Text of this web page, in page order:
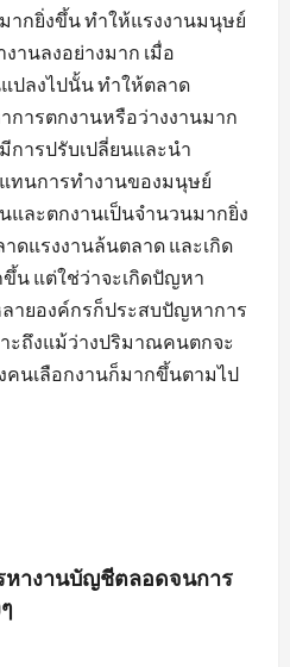
ากยิ่งขึ้น ทำให้แรงงานมนุษย์
านลงอย่างมาก เมื่อ
ปลงไปนั้น ทำให้ตลาด
การตกงานหรือว่างงานมาก
การปรับเปลี่ยนและนำ
ทนการทำงานของมนุษย์
และตกงานเป็นจำนวนมากยิ่ง
ดแรงงานล้นตลาด และเกิด
น แต่ใช่ว่าจะเกิดปัญหา
ายองค์กรก็ประสบปัญหาการ
ะถึงแม้ว่างปริมาณคนตกจะ
นเลือกงานก็มากขึ้นตามไป
หางานบัญชีตลอดจนการ